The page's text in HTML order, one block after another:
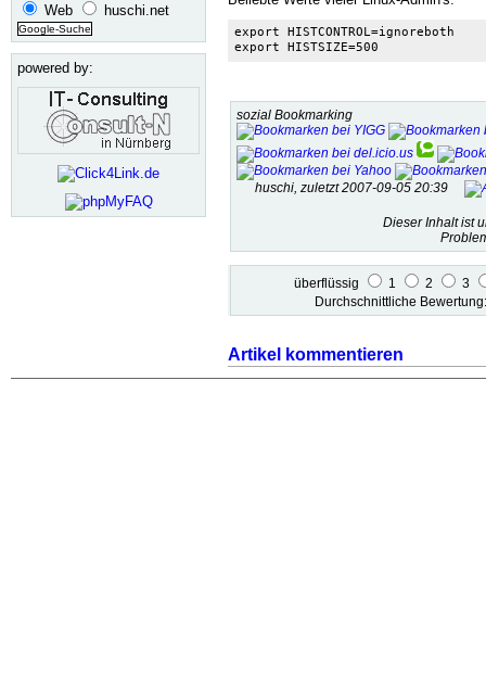
Web huschi.net
powered by:
export HISTCONTROL=ignoreboth
export HISTSIZE=500
sozial Bookmarking
huschi, zuletzt 2007-09-05 20:39
Dieser Inhalt ist
überflüssig 1 2
3
Durchschnittliche
Artikel kommentieren